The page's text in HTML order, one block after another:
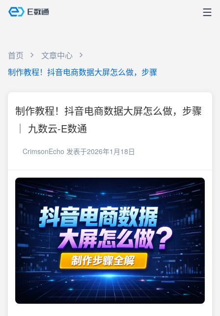
首页
文章中心
制作教程！抖音电商数据大屏怎么做，步骤
制作教程！抖音电商数据大屏怎么做，步骤
｜ 九数云-E数通
CrimsonEcho 发表于2026年1月18日